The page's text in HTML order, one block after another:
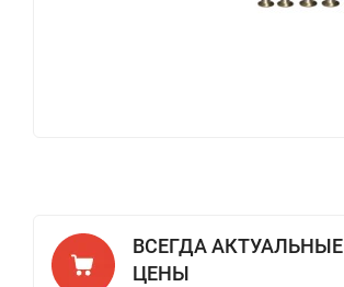
ВСЕГДА АКТУАЛЬНЫЕ
ЦЕНЫ